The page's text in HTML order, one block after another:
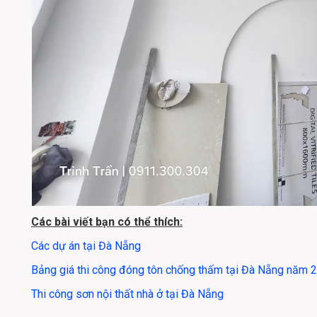
Các bài viết bạn có thể thích:
Các dự án tại Đà Nẵng
Bảng giá thi công đóng tôn chống thấm tại Đà Nẵng năm
Thi công sơn nội thất nhà ở tại Đà Nẵng